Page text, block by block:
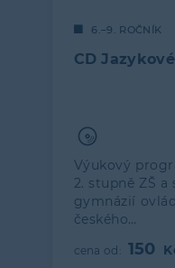
6.–9. ROČNÍK
CD
Výukový
2. stupně ZŠ
gymnázií
českého…
150